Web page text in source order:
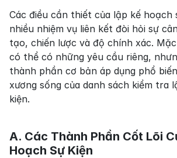
Các điều cần thiết của lập kế hoạch
nhiều nhiệm vụ liên kết đòi hỏi sự
tạo, chiến lược và độ chính xác.
có thể có những yêu cầu riêng,
thành phần cơ bản áp dụng phổ
xương sống của danh sách kiểm tra
kiện.
A. Các Thành Phần Cốt Lõi
Hoạch Sự Kiện